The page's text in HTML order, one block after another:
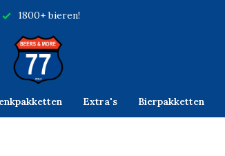
1800+ bieren!
Extra's Bierpakketten